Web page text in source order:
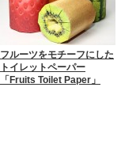
フルーツをモチーフにした
トイレットペーパー
「Fruits Toilet Paper」